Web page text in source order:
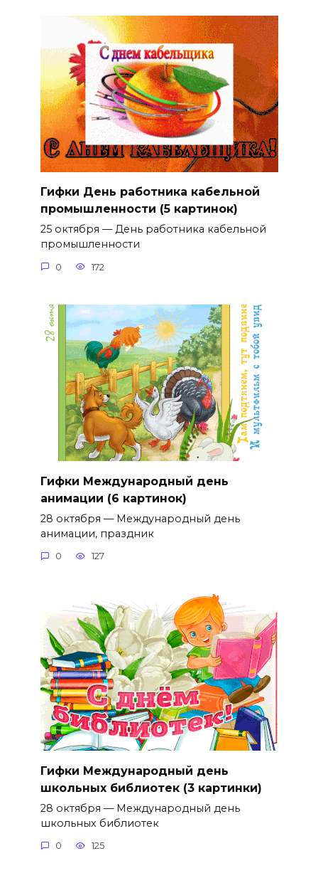
Гифки День работника кабельной
промышленности (5 картинок)
25 октября — День работника кабельной
промышленности
0 172
Гифки Международный день
анимации (6 картинок)
28 октября — Международный день
анимации, праздник
0 127
Гифки Международный день
школьных библиотек (3 картинки)
28 октября — Международный день
школьных библиотек
0 125